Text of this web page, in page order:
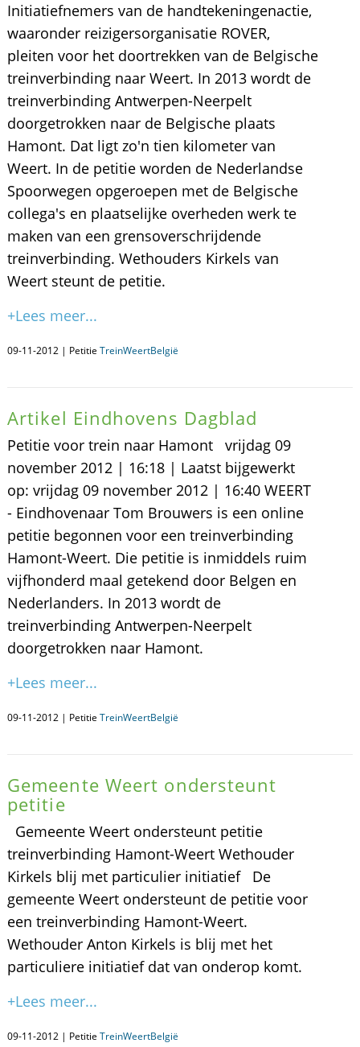
Initiatiefnemers van de handtekeningenactie,
waaronder reizigersorganisatie ROVER,
pleiten voor het doortrekken van de Belgische
treinverbinding naar Weert. In 2013 wordt de
treinverbinding Antwerpen-Neerpelt
doorgetrokken naar de Belgische plaats
Hamont. Dat ligt zo'n tien kilometer van
Weert. In de petitie worden de Nederlandse
Spoorwegen opgeroepen met de Belgische
collega's en plaatselijke overheden werk te
maken van een grensoverschrijdende
treinverbinding. Wethouders Kirkels van
Weert steunt de petitie.
+Lees meer...
09-11-2012 | Petitie TreinWeertBelgië
Artikel Eindhovens Dagblad
Petitie voor trein naar Hamont vrijdag 09
november 2012 | 16:18 | Laatst bijgewerkt
op: vrijdag 09 november 2012 | 16:40 WEERT
- Eindhovenaar Tom Brouwers is een online
petitie begonnen voor een treinverbinding
Hamont-Weert. Die petitie is inmiddels ruim
vijfhonderd maal getekend door Belgen en
Nederlanders. In 2013 wordt de
treinverbinding Antwerpen-Neerpelt
doorgetrokken naar Hamont.
+Lees meer...
09-11-2012 | Petitie TreinWeertBelgië
Gemeente Weert ondersteunt
petitie
Gemeente Weert ondersteunt petitie
treinverbinding Hamont-Weert Wethouder
Kirkels blij met particulier initiatief De
gemeente Weert ondersteunt de petitie voor
een treinverbinding Hamont-Weert.
Wethouder Anton Kirkels is blij met het
particuliere initiatief dat van onderop komt.
+Lees meer...
09-11-2012 | Petitie TreinWeertBelgië